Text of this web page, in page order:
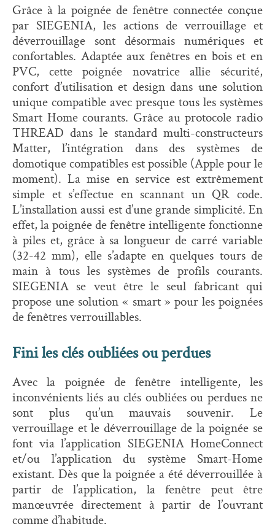
Grâce à la poignée de fenêtre connectée conçue
par SIEGENIA, les actions de verrouillage et
déverrouillage sont désormais numériques et
confortables. Adaptée aux fenêtres en bois et en
PVC, cette poignée novatrice allie sécurité,
confort d’utilisation et design dans une solution
unique compatible avec presque tous les systèmes
Smart Home courants. Grâce au protocole radio
THREAD dans le standard multi-constructeurs
Matter, l’intégration dans des systèmes de
domotique compatibles est possible (Apple pour le
moment). La mise en service est extrêmement
simple et s’effectue en scannant un QR code.
L’installation aussi est d’une grande simplicité. En
effet, la poignée de fenêtre intelligente fonctionne
à piles et, grâce à sa longueur de carré variable
(32-42 mm), elle s’adapte en quelques tours de
main à tous les systèmes de profils courants.
SIEGENIA se veut être le seul fabricant qui
propose une solution « smart » pour les poignées
de fenêtres verrouillables.
Fini les clés oubliées ou perdues
Avec la poignée de fenêtre intelligente, les
inconvénients liés au clés oubliées ou perdues ne
sont plus qu’un mauvais souvenir. Le
verrouillage et le déverrouillage de la poignée se
font via l’application SIEGENIA HomeConnect
et/ou l’application du système Smart-Home
existant. Dès que la poignée a été déverrouillée à
partir de l’application, la fenêtre peut être
manœuvrée directement à partir de l’ouvrant
comme d’habitude.